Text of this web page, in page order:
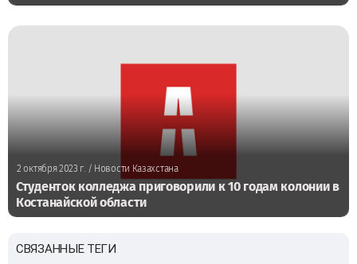
2 октября 2023 г./ Новости Казахстана
Студенток колледжа приговорили к 10 годам колонии в
Костанайской области
СВЯЗАННЫЕ ТЕГИ